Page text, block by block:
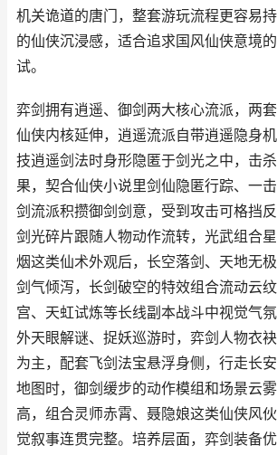
机关诡道的唐门，整套游玩流程更容易
的仙侠沉浸感，适合追求国风仙侠意境
试。
弈剑拥有逍遥、御剑两大核心流派，两
仙侠内核延伸，逍遥流派自带逍遥隐身
技逍遥剑法时身形隐匿于剑光之中，击
果，契合仙侠小说里剑仙隐匿行踪、一
剑流派积攒御剑剑意，受到攻击可格挡
剑光碎片跟随人物动作流转，光武组合
烟这类仙术外观后，长空落剑、天地无
剑气倾泻，长剑破空的特效组合流动云
宫、天虹试炼等长线副本战斗中视觉气
外天眼解谜、捉妖巡游时，弈剑人物衣
为主，配套飞剑法宝悬浮身侧，行走长
地图时，御剑缓步的动作模组和场景云
高，组合灵师赤霄、聂隐娘这类仙侠风
觉叙事连贯完整。培养层面，弈剑装备